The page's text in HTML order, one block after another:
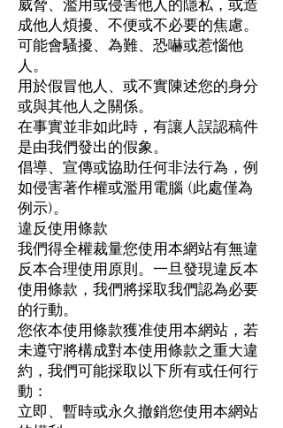
威脅、濫用或侵害他人的隱私，或造
成他人煩擾、不便或不必要的焦慮。
可能會騷擾、為難、恐嚇或惹惱他
人。
用於假冒他人、或不實陳述您的身分
或與其他人之關係。
在事實並非如此時，有讓人誤認稿件
是由我們發出的假象。
倡導、宣傳或協助任何非法行為，例
如侵害著作權或濫用電腦 (此處僅為
例示)。
違反使用條款
我們得全權裁量您使用本網站有無違
反本合理使用原則。一旦發現違反本
使用條款，我們將採取我們認為必要
的行動。
您依本使用條款獲准使用本網站，若
未遵守將構成對本使用條款之重大違
約，我們可能採取以下所有或任何行
動：
立即、暫時或永久撤銷您使用本網站